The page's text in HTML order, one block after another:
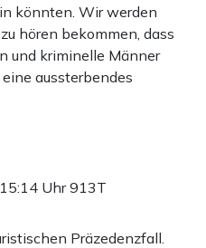
könnten. Wir werden
hören bekommen, dass
und kriminelle Männer
aussterbendes
Uhr913T
Präzedenzfall.